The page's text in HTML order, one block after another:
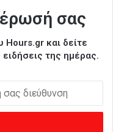
σας
και δείτε
της ημέρας.